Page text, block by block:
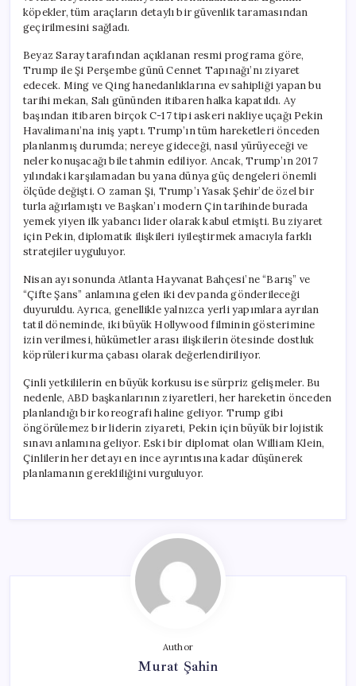
köpekler, tüm araçların detaylı bir güvenlik taramasından
geçirilmesini sağladı.
Beyaz Saray tarafından açıklanan resmi programa göre,
Trump ile Şi Perşembe günü Cennet Tapınağı’nı ziyaret
edecek. Ming ve Qing hanedanlıklarına ev sahipliği yapan bu
tarihi mekan, Salı gününden itibaren halka kapatıldı. Ay
başından itibaren birçok C-17 tipi askeri nakliye uçağı Pekin
Havalimanı’na iniş yaptı. Trump’ın tüm hareketleri önceden
planlanmış durumda; nereye gideceği, nasıl yürüyeceği ve
neler konuşacağı bile tahmin ediliyor. Ancak, Trump’ın 2017
yılındaki karşılamadan bu yana dünya güç dengeleri önemli
ölçüde değişti. O zaman Şi, Trump’ı Yasak Şehir’de özel bir
turla ağırlamıştı ve Başkan’ı modern Çin tarihinde burada
yemek yiyen ilk yabancı lider olarak kabul etmişti. Bu ziyaret
için Pekin, diplomatik ilişkileri iyileştirmek amacıyla farklı
stratejiler uyguluyor.
Nisan ayı sonunda Atlanta Hayvanat Bahçesi’ne “Barış” ve
“Çifte Şans” anlamına gelen iki dev panda gönderileceği
duyuruldu. Ayrıca, genellikle yalnızca yerli yapımlara ayrılan
tatil döneminde, iki büyük Hollywood filminin gösterimine
izin verilmesi, hükümetler arası ilişkilerin ötesinde dostluk
köprüleri kurma çabası olarak değerlendiriliyor.
Çinli yetkililerin en büyük korkusu ise sürpriz gelişmeler. Bu
nedenle, ABD başkanlarının ziyaretleri, her hareketin önceden
planlandığı bir koreografi haline geliyor. Trump gibi
öngörülemez bir liderin ziyareti, Pekin için büyük bir lojistik
sınavı anlamına geliyor. Eski bir diplomat olan William Klein,
Çinlilerin her detayı en ince ayrıntısına kadar düşünerek
planlamanın gerekliliğini vurguluyor.
Author
Murat Şahin